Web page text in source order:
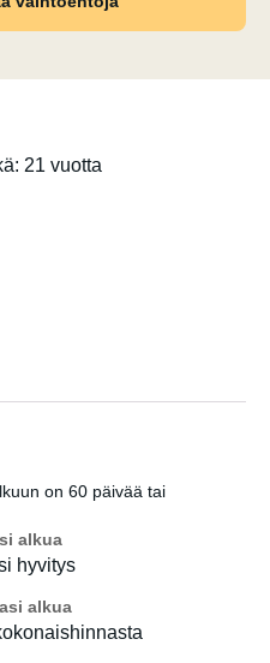
21 vuotta
on 60 päivää tai
alkua
hyvitys
alkua